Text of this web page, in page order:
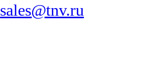
sales@tnv.ru